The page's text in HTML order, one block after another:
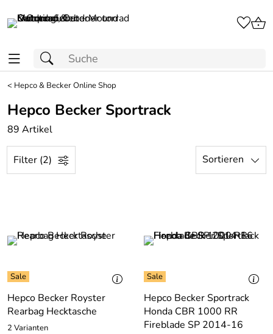
< Hepco & Becker Online Shop
Hepco Becker Sportrack
89 Artikel
Filter (2) Sortieren
Hepco Becker Royster
Rearbag Hecktasche
2 Varianten
Hepco Becker Sportrack
Honda CBR 1000 RR
Fireblade SP 2014-16